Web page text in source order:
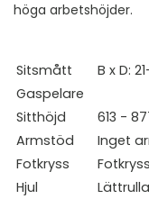
höga arbetshöjder.
Sitsmått
B x D:
Gaspelare
Sitthöjd
613 -
Armstöd
Inget
Fotkryss
Hjul